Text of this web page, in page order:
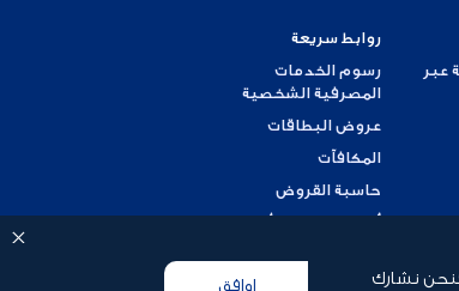
فنحن نشارك اوافق
عبر
روابط سريعة
رسوم الخدمات
المصرفية الشخصية
عروض البطاقات
المكافآت
حاسبة القروض
أسعار العملات الأجنبية
وثيقة العميل